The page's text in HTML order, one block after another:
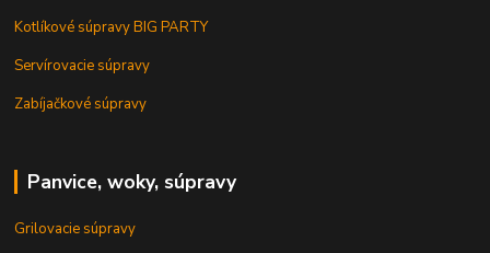
Kotlíkové súpravy BIG PARTY
Servírovacie súpravy
Zabíjačkové súpravy
Panvice, woky, súpravy
Grilovacie súpravy